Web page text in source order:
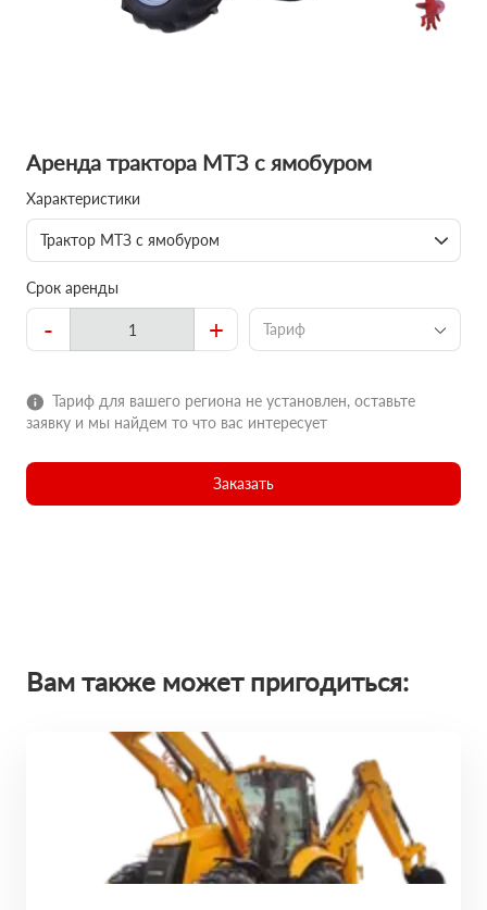
Аренда трактора МТЗ с ямобуром
Характеристики
Трактор МТЗ с ямобуром
Срок аренды
- + Тариф
Тариф для вашего региона не установлен, оставьте
заявку и мы найдем то что вас интересует
Заказать
Вам также может пригодиться: